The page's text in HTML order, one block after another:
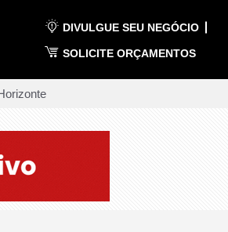
DIVULGUE SEU NEGÓCIO
SOLICITE ORÇAMENTOS
no Rio